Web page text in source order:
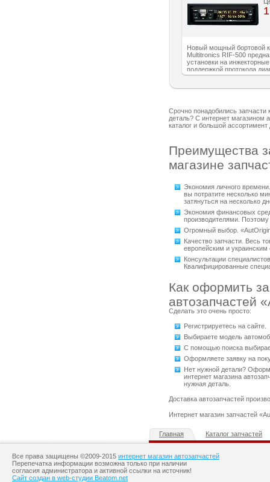
Новый мощный бортовой
Multitronics RIF-500
установки на
поддержкой протокола
2) иномарки и
как с блоками
Срочно понадобились
деталь? С интернет магазином
каталог и большой
Преимущества
магазине
Экономия личного
вы потратите несколько
затянуться на несколько
Экономия финансовых
производителями. Поэтому
Огромный выбор.
Качество запчасти. Весь
европейским и
Консультации
Квалифицированные
Как оформить
автозапчастей
Сделать это очень просто:
Регистрируетесь на сайте.
Выбираете модель
С помощью поиска
Оформляете заявку на
Нет нужной детали?
интернет магазина
нужная деталь.
Доставка автозапчастей
Интернет магазин запчастей
Главная Каталог запчастей
Все права защищены ©2009-2015 интернет магазин автозапчастей
Перепечатка информации возможна только при наличии
согласия администратора и активной ссылки на источник!
Сайт создан в web-студии Beatom.net